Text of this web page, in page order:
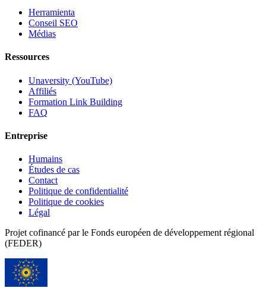
Herramienta
Conseil SEO
Médias
Ressources
Unaversity (YouTube)
Affiliés
Formation Link Building
FAQ
Entreprise
Humains
Études de cas
Contact
Politique de confidentialité
Politique de cookies
Légal
Projet cofinancé par le Fonds européen de développement régional
(FEDER)